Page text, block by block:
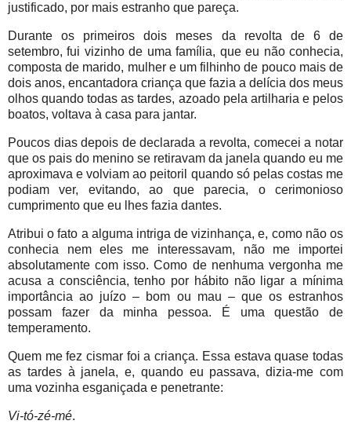
justificado, por mais estranho que pareça.
Durante os primeiros dois meses da revolta de 6 de
setembro, fui vizinho de uma família, que eu não conhecia,
composta de marido, mulher e um filhinho de pouco mais de
dois anos, encantadora criança que fazia a delícia dos meus
olhos quando todas as tardes, azoado pela artilharia e pelos
boatos, voltava à casa para jantar.
Poucos dias depois de declarada a revolta, comecei a notar
que os pais do menino se retiravam da janela quando eu me
aproximava e volviam ao peitoril quando só pelas costas me
podiam ver, evitando, ao que parecia, o cerimonioso
cumprimento que eu lhes fazia dantes.
Atribui o fato a alguma intriga de vizinhança, e, como não os
conhecia nem eles me interessavam, não me importei
absolutamente com isso. Como de nenhuma vergonha me
acusa a consciência, tenho por hábito não ligar a mínima
importância ao juízo – bom ou mau – que os estranhos
possam fazer da minha pessoa. É uma questão de
temperamento.
Quem me fez cismar foi a criança. Essa estava quase todas
as tardes à janela, e, quando eu passava, dizia-me com
uma vozinha esganiçada e penetrante:
Vi-tó-zé-mé.